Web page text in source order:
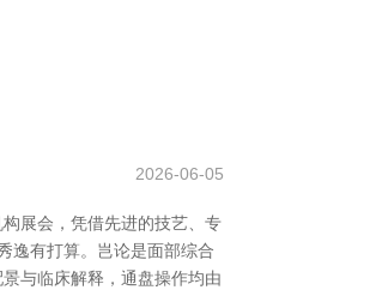
2026-06-05
展会，凭借先进的技艺、专
逸有打算。岂论是面部综合
与临床解释，通盘操作均由